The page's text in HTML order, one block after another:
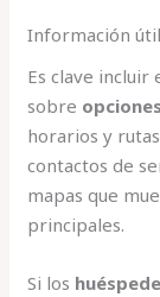
Información
Es clave incluir
sobre
horarios y
contactos de
mapas que
principales.
Si los